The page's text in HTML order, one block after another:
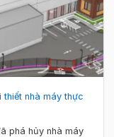
thiết nhà máy thực
phá hủy nhà máy